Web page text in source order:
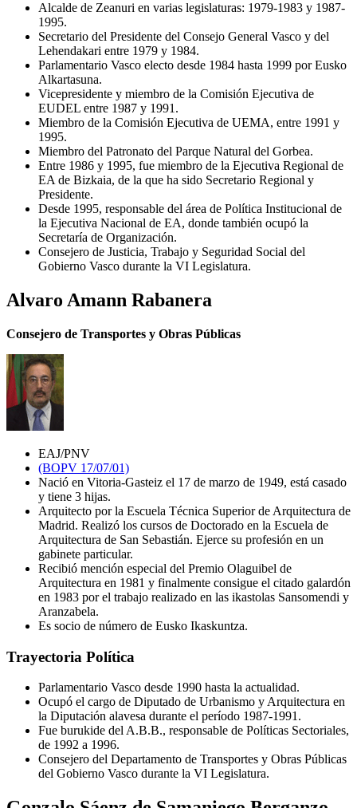
Alcalde de Zeanuri en varias legislaturas: 1979-1983 y 1987-
1995.
Secretario del Presidente del Consejo General Vasco y del
Lehendakari entre 1979 y 1984.
Parlamentario Vasco electo desde 1984 hasta 1999 por Eusko
Alkartasuna.
Vicepresidente y miembro de la Comisión Ejecutiva de
EUDEL entre 1987 y 1991.
Miembro de la Comisión Ejecutiva de UEMA, entre 1991 y
1995.
Miembro del Patronato del Parque Natural del Gorbea.
Entre 1986 y 1995, fue miembro de la Ejecutiva Regional de
EA de Bizkaia, de la que ha sido Secretario Regional y
Presidente.
Desde 1995, responsable del área de Política Institucional de
la Ejecutiva Nacional de EA, donde también ocupó la
Secretaría de Organización.
Consejero de Justicia, Trabajo y Seguridad Social del
Gobierno Vasco durante la VI Legislatura.
Alvaro Amann Rabanera
Consejero de Transportes y Obras Públicas
EAJ/PNV
(BOPV 17/07/01)
Nació en Vitoria-Gasteiz el 17 de marzo de 1949, está casado
y tiene 3 hijas.
Arquitecto por la Escuela Técnica Superior de Arquitectura de
Madrid. Realizó los cursos de Doctorado en la Escuela de
Arquitectura de San Sebastián. Ejerce su profesión en un
gabinete particular.
Recibió mención especial del Premio Olaguibel de
Arquitectura en 1981 y finalmente consigue el citado galardón
en 1983 por el trabajo realizado en las ikastolas Sansomendi y
Aranzabela.
Es socio de número de Eusko Ikaskuntza.
Trayectoria Política
Parlamentario Vasco desde 1990 hasta la actualidad.
Ocupó el cargo de Diputado de Urbanismo y Arquitectura en
la Diputación alavesa durante el período 1987-1991.
Fue burukide del A.B.B., responsable de Políticas Sectoriales,
de 1992 a 1996.
Consejero del Departamento de Transportes y Obras Públicas
del Gobierno Vasco durante la VI Legislatura.